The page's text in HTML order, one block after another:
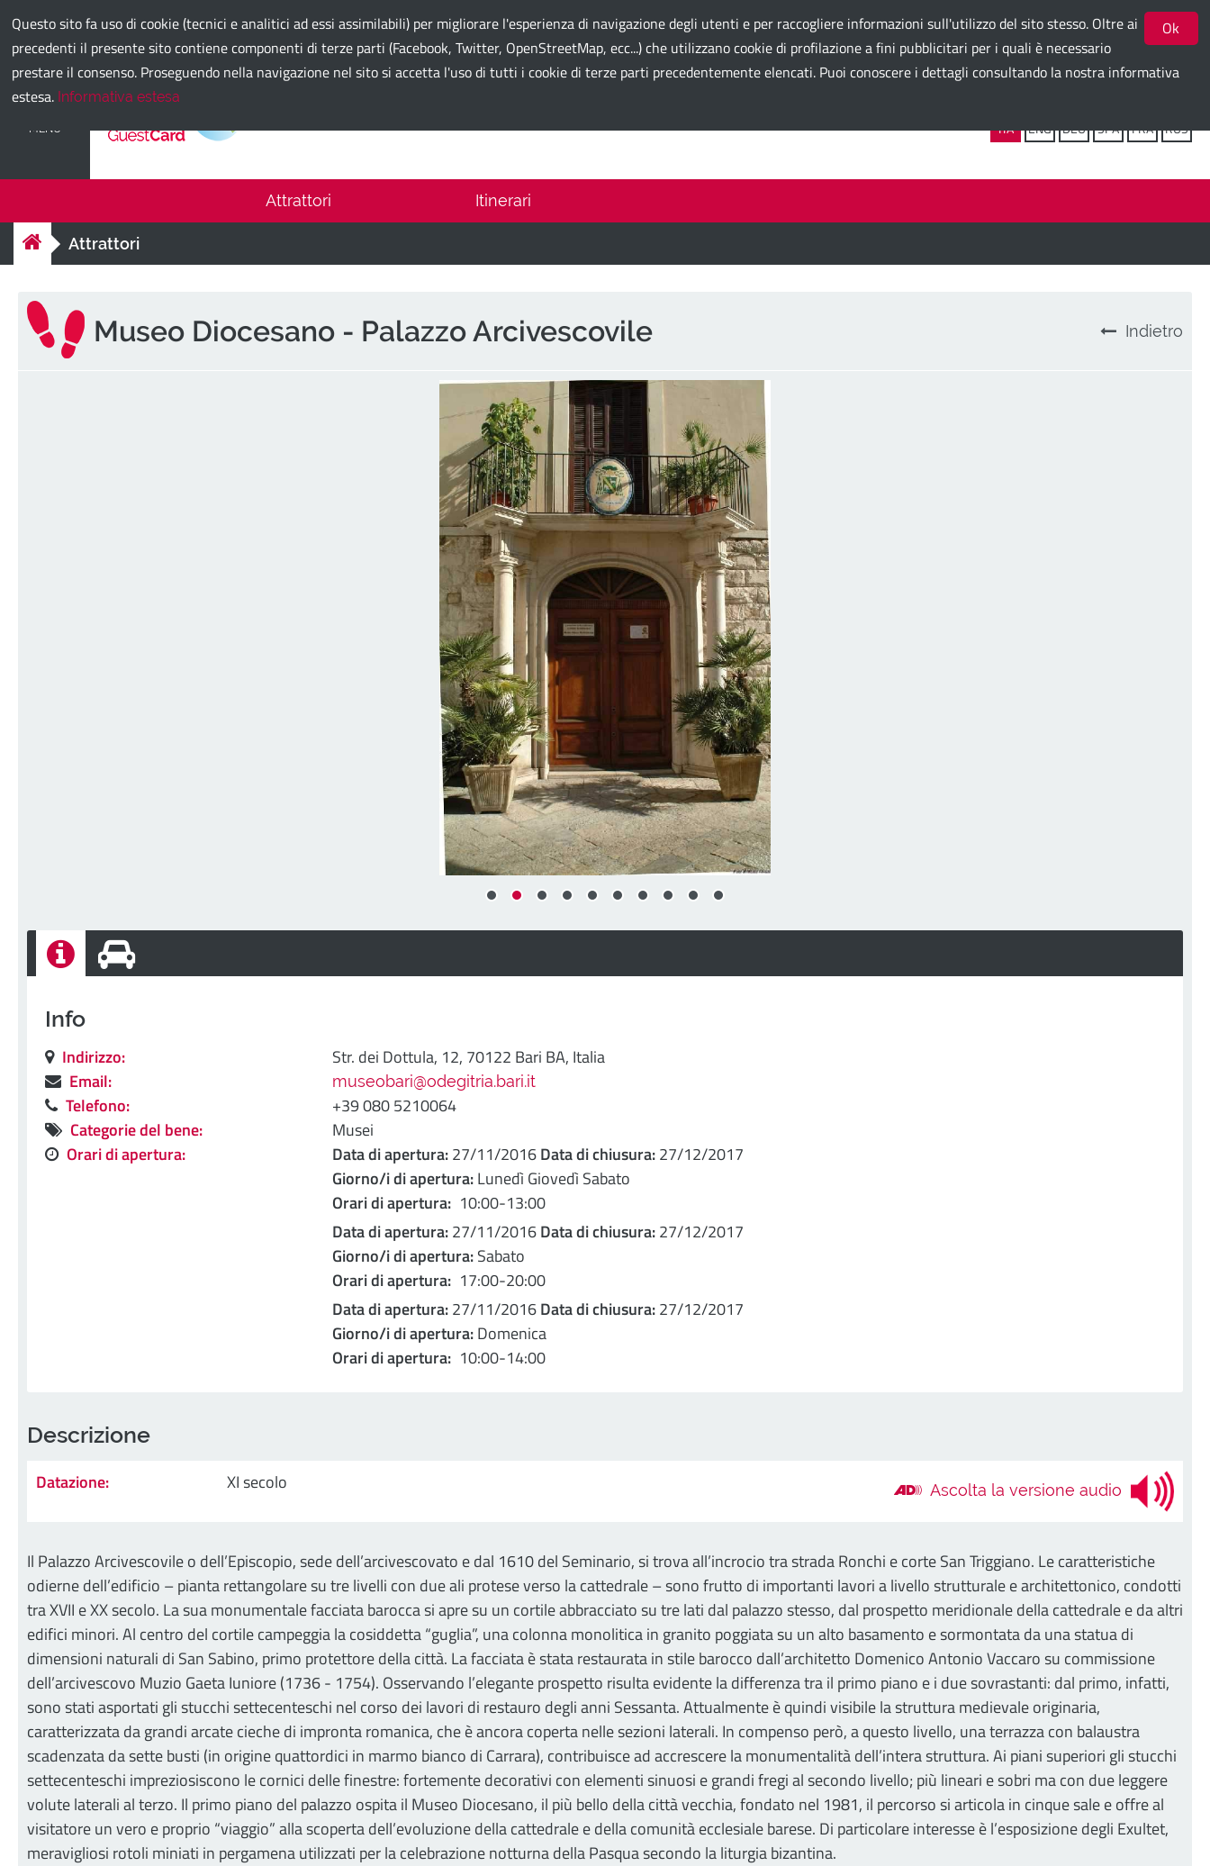
Ok
Questo sito fa uso di cookie (tecnici e analitici ad essi assimilabili) per migliorare l'esperienza di navigazione degli utenti e per raccogliere informazioni sull'utilizzo del sito stesso. Oltre ai
precedenti il presente sito contiene componenti di terze parti (Facebook, Twitter, OpenStreetMap, ecc...) che utilizzano cookie di profilazione a fini pubblicitari per i quali è necessario
prestare il consenso. Proseguendo nella navigazione nel sito si accetta l'uso di tutti i cookie di terze parti precedentemente elencati. Puoi conoscere i dettagli consultando la nostra informativa
estesa. Informativa estesa
Comune di Bari
MENU ITA ENG DEU SPA FRA RUS
Attrattori Itinerari
Attrattori
Museo Diocesano - Palazzo Arcivescovile Indietro
Info
Indirizzo:
Str. dei Dottula, 12, 70122 Bari BA, Italia
Email:
museobari@odegitria.bari.it
Telefono:
+39 080 5210064
Categorie del bene:
Musei
Orari di apertura:
Data di apertura:27/11/2016Data di chiusura:27/12/2017
Giorno/i di apertura:Lunedì Giovedì Sabato
Orari di apertura: 10:00-13:00
Data di apertura:27/11/2016Data di chiusura:27/12/2017
Giorno/i di apertura:Sabato
Orari di apertura: 17:00-20:00
Data di apertura:27/11/2016Data di chiusura:27/12/2017
Giorno/i di apertura:Domenica
Orari di apertura: 10:00-14:00
Descrizione
Datazione: XI secolo Ascolta la versione audio
Il Palazzo Arcivescovile o dell’Episcopio, sede dell’arcivescovato e dal 1610 del Seminario, si trova all’incrocio tra strada Ronchi e corte San Triggiano. Le caratteristiche
odierne dell’edificio – pianta rettangolare su tre livelli con due ali protese verso la cattedrale – sono frutto di importanti lavori a livello strutturale e architettonico, condotti
tra XVII e XX secolo. La sua monumentale facciata barocca si apre su un cortile abbracciato su tre lati dal palazzo stesso, dal prospetto meridionale della cattedrale e da altri
edifici minori. Al centro del cortile campeggia la cosiddetta “guglia”, una colonna monolitica in granito poggiata su un alto basamento e sormontata da una statua di
dimensioni naturali di San Sabino, primo protettore della città. La facciata è stata restaurata in stile barocco dall’architetto Domenico Antonio Vaccaro su commissione
dell’arcivescovo Muzio Gaeta Iuniore (1736 - 1754). Osservando l’elegante prospetto risulta evidente la differenza tra il primo piano e i due sovrastanti: dal primo, infatti,
sono stati asportati gli stucchi settecenteschi nel corso dei lavori di restauro degli anni Sessanta. Attualmente è quindi visibile la struttura medievale originaria,
caratterizzata da grandi arcate cieche di impronta romanica, che è ancora coperta nelle sezioni laterali. In compenso però, a questo livello, una terrazza con balaustra
scadenzata da sette busti (in origine quattordici in marmo bianco di Carrara), contribuisce ad accrescere la monumentalità dell’intera struttura. Ai piani superiori gli stucchi
settecenteschi impreziosiscono le cornici delle finestre: fortemente decorativi con elementi sinuosi e grandi fregi al secondo livello; più lineari e sobri ma con due leggere
volute laterali al terzo. Il primo piano del palazzo ospita il Museo Diocesano, il più bello della città vecchia, fondato nel 1981, il percorso si articola in cinque sale e offre al
visitatore un vero e proprio “viaggio” alla scoperta dell’evoluzione della cattedrale e della comunità ecclesiale barese. Di particolare interesse è l’esposizione degli Exultet,
meravigliosi rotoli miniati in pergamena utilizzati per la celebrazione notturna della Pasqua secondo la liturgia bizantina.